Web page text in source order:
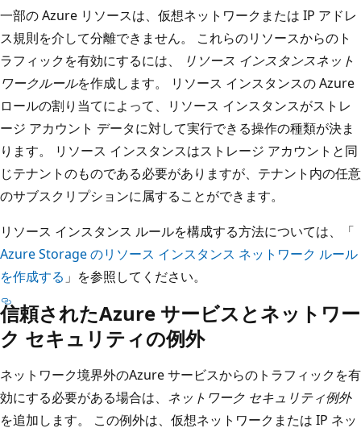
一部の Azure リソースは、仮想ネットワークまたは IP アドレ
ス規則を介して分離できません。 これらのリソースからのト
ラフィックを有効にするには、
リソース インスタンスネット
ワークルールを作成します。 リソース インスタンスの Azure
ロールの割り当てによって、リソース インスタンスがストレ
ージ アカウント データに対して実行できる操作の種類が決ま
ります。 リソース インスタンスはストレージ アカウントと同
じテナントのものである必要がありますが、テナント内の任意
のサブスクリプションに属することができます。
リソース インスタンス ルールを構成する方法については、「
Azure Storage のリソース インスタンス ネットワーク ルール
を作成する 」を参照してください。
信頼されたAzure サービスとネットワー
ク セキュリティの例外
ネットワーク境界外のAzure サービスからのトラフィックを有
効にする必要がある場合は、 ネットワーク セキュリティ例外
を追加します。 この例外は、仮想ネットワークまたは IP ネッ